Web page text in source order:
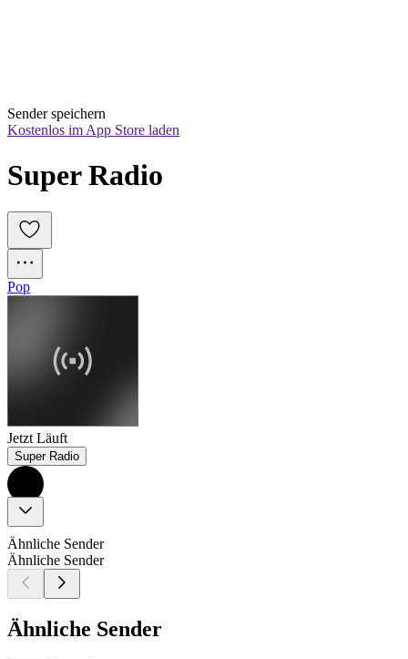
Sender speichern
Kostenlos im App Store laden
Super Radio
Pop
Jetzt Läuft
Super Radio
Ähnliche Sender
Ähnliche Sender
Ähnliche Sender